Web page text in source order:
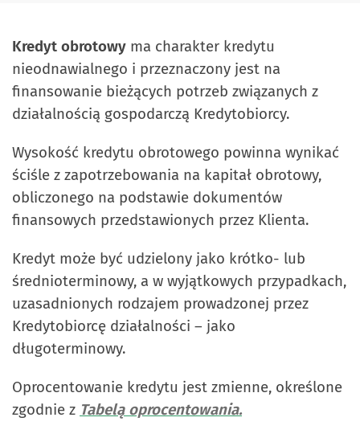
Kredyt obrotowy ma charakter kredytu
nieodnawialnego i przeznaczony jest na
finansowanie bieżących potrzeb związanych z
działalnością gospodarczą Kredytobiorcy.
Wysokość kredytu obrotowego powinna wynikać
ściśle z zapotrzebowania na kapitał obrotowy,
obliczonego na podstawie dokumentów
finansowych przedstawionych przez Klienta.
Kredyt może być udzielony jako krótko- lub
średnioterminowy, a w wyjątkowych przypadkach,
uzasadnionych rodzajem prowadzonej przez
Kredytobiorcę działalności – jako
długoterminowy.
Oprocentowanie kredytu jest zmienne, określone
zgodnie z Tabelą oprocentowania.